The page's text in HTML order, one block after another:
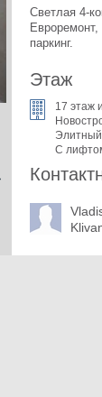
паркинг.
Этаж
17 этаж
Элитный
С